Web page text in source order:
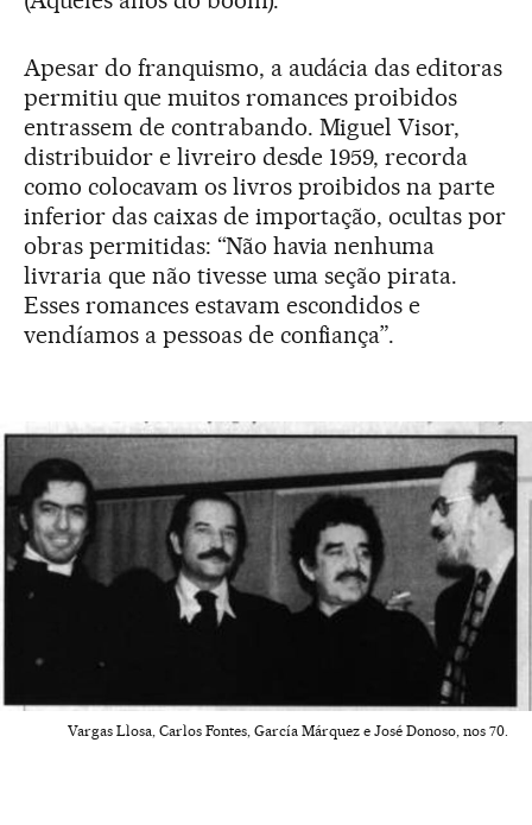
Apesar do franquismo, a audácia das editoras
permitiu que muitos romances proibidos
entrassem de contrabando. Miguel Visor,
distribuidor e livreiro desde 1959, recorda
como colocavam os livros proibidos na parte
inferior das caixas de importação, ocultas por
obras permitidas: “Não havia nenhuma
livraria que não tivesse uma seção pirata.
Esses romances estavam escondidos e
vendíamos a pessoas de confiança”.
Vargas Llosa, Carlos Fontes, García Márquez e José Donoso, nos 70.